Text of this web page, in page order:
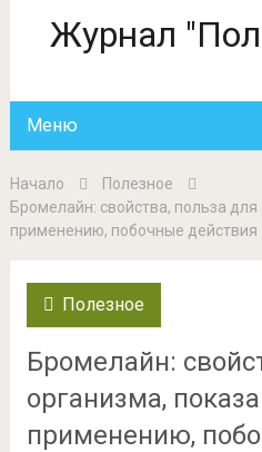
Журнал
Меню
Начало
Полезное
Бромелайн: свойства, польза
применению, побочные действия
Полезное
Бромелайн:
организма,
применению,